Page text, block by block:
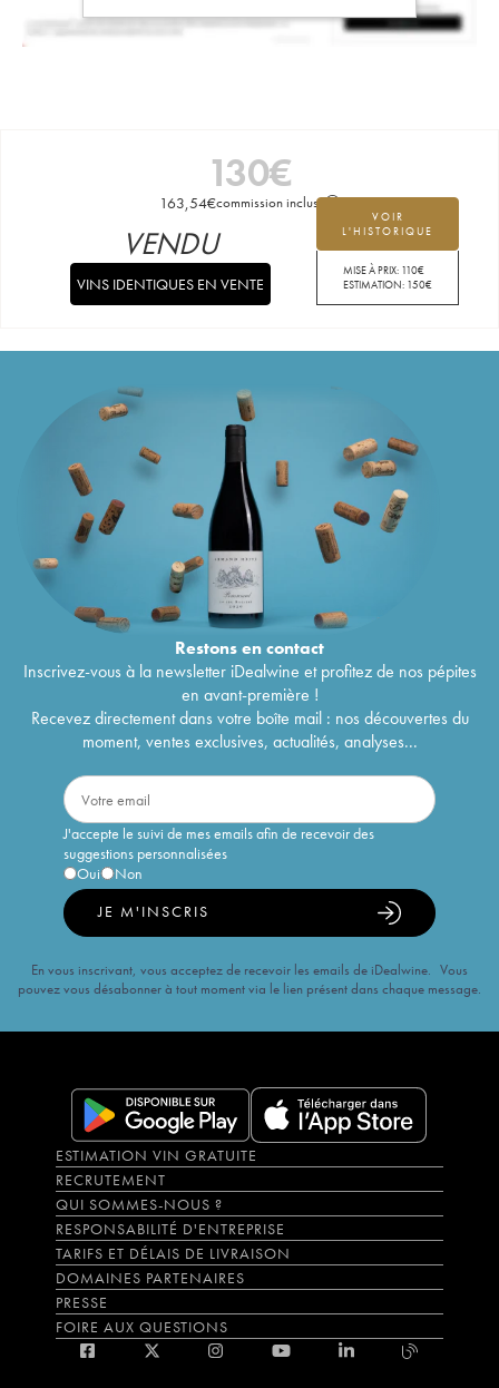
130€
163,54€commission incluse
VOIR
L'HISTORIQUE
MISE À PRIX: 110€
ESTIMATION: 150€
VENDU
VINS IDENTIQUES EN VENTE
Restons encontact
Inscrivez-vous à la newsletter iDealwine et profitez de nos pépites
en avant-première !
Recevez directement dans votre boîte mail : nos découvertes du
moment, ventes exclusives, actualités, analyses...
J'accepte le suivi de mes emails afin de recevoir des
suggestions personnalisées
Oui
Non
JE M'INSCRIS
En vous inscrivant, vous acceptez de recevoir les emails de iDealwine. Vous
pouvez vous désabonner à tout moment via le lien présent dans chaque message.
ESTIMATION VIN GRATUITE
RECRUTEMENT
QUI SOMMES-NOUS ?
RESPONSABILITÉ D'ENTREPRISE
TARIFS ET DÉLAIS DE LIVRAISON
DOMAINES PARTENAIRES
PRESSE
FOIRE AUX QUESTIONS